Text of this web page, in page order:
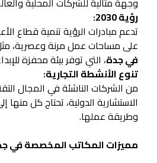
رؤية 2030:
تدعم مبادرات الرؤية تنمية قطاع
على مساحات عمل مرنة وعصرية،
في جدة، التي توفر بيئة محفزة
تنوع الأنشطة التجارية:
من الشركات الناشئة في المجال
الاستشارية الدولية، تحتاج كل منها
وطريقة عملها.
مميزات المكاتب المخصصة في